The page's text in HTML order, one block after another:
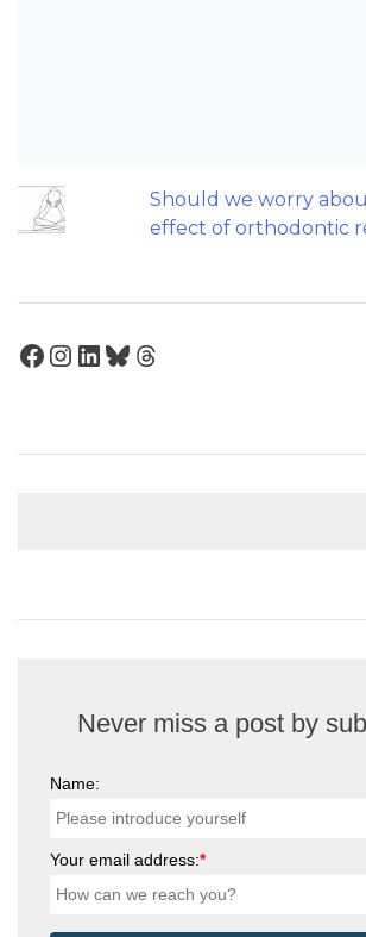
Should we worry
effect of orthodontic
Facebook
Instagram
LinkedIn
Bluesky
Threads
Never miss a post by
Name:
Your email address:*